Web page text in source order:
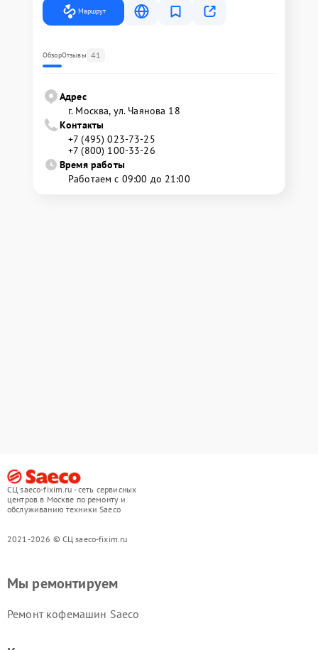
Маршрут
ОбзорОтзывы 41
Адрес
г. Москва, ул. Чаянова 18
Контакты
+7 (495) 023-73-25
+7 (800) 100-33-26
Время работы
Работаем с 09:00 до 21:00
СЦ saeco-fixim.ru - сеть сервисных
центров в Москве по ремонту и
обслуживанию техники Saeco
2021-2026 © СЦ saeco-fixim.ru
Мы ремонтируем
Ремонт кофемашин Saeco